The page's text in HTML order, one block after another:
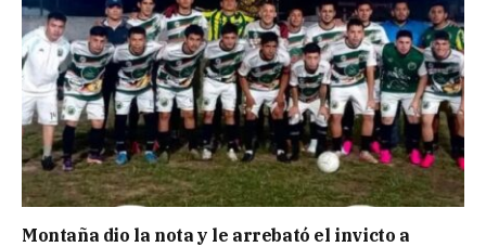
Montaña dio la nota y le arrebató el invicto a